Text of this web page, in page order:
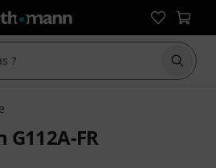
FR
sur 5 d'après 48 évaluations clients